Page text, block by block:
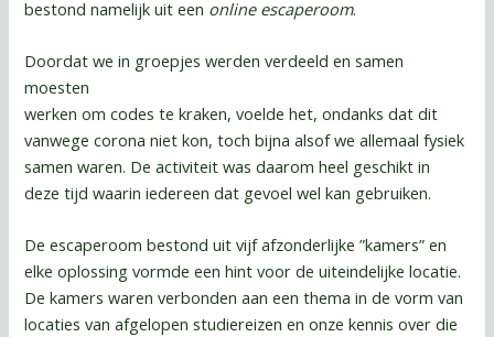
bestond namelijk uit een online escaperoom.
Doordat we in groepjes werden verdeeld en samen
moesten
werken om codes te kraken, voelde het, ondanks dat dit
vanwege corona niet kon, toch bijna alsof we allemaal fysiek
samen waren. De activiteit was daarom heel geschikt in
deze tijd waarin iedereen dat gevoel wel kan gebruiken.
De escaperoom bestond uit vijf afzonderlijke ”kamers” en
elke oplossing vormde een hint voor de uiteindelijke locatie.
De kamers waren verbonden aan een thema in de vorm van
locaties van afgelopen studiereizen en onze kennis over die